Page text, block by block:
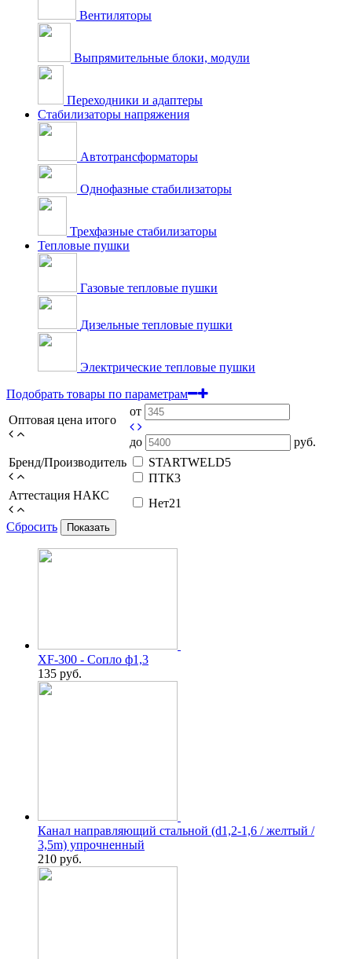
Вентиляторы
Выпрямительные блоки, модули
Переходники и адаптеры
Стабилизаторы напряжения
Автотрансформаторы
Однофазные стабилизаторы
Трехфазные стабилизаторы
Тепловые пушки
Газовые тепловые пушки
Дизельные тепловые пушки
Электрические тепловые пушки
Подобрать товары по параметрам
Оптовая цена итого
от
до
руб.
Бренд/Производитель
STARTWELD5
ПТК3
Аттестация НАКС
Нет21
Сбросить
Показать
XF-300 - Сопло ф1,3
135 руб.
Канал направляющий стальной (d1,2-1,6 / желтый /
3,5m) упрочненный
210 руб.